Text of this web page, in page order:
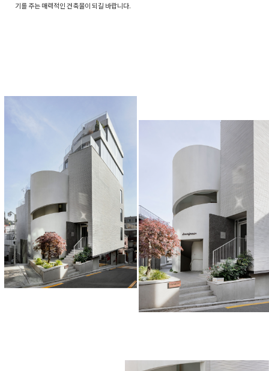
기를 주는 매력적인 건축물이 되길 바랍니다.